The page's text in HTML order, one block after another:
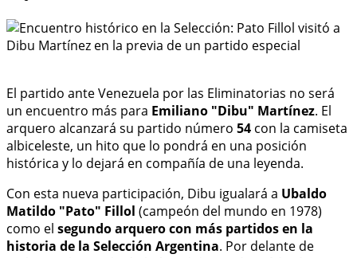
El partido ante Venezuela por las Eliminatorias no será
un encuentro más para Emiliano "Dibu" Martínez. El
arquero alcanzará su partido número 54 con la camiseta
albiceleste, un hito que lo pondrá en una posición
histórica y lo dejará en compañía de una leyenda.
Con esta nueva participación, Dibu igualará a Ubaldo
Matildo "Pato" Fillol (campeón del mundo en 1978)
como el segundo arquero con más partidos en la
historia de la Selección Argentina. Por delante de